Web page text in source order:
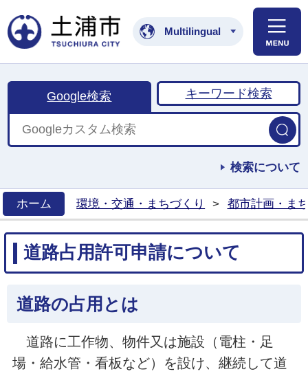
土浦市公式ホームペ
Multilingual
Google検索 キーワード検索
検索について
ホーム
環境・交通・まちづくり > 都市計画・ま
道路占用許可申請について
道路の占用とは
道路に工作物、物件又は施設（電柱・足
場・給水管・看板など）を設け、継続して道